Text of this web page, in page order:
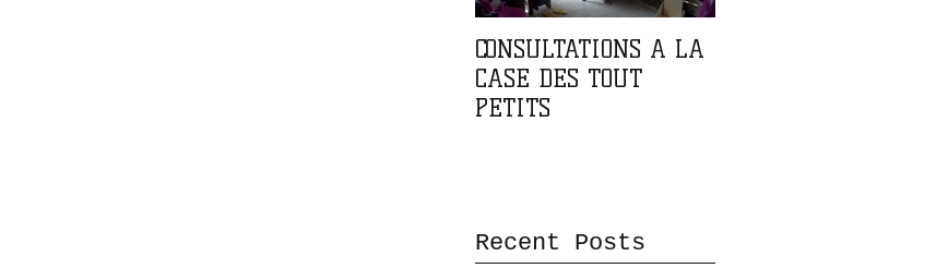
CONSULTATIONS A LA
CASE DES TOUT
PETITS
Recent Posts